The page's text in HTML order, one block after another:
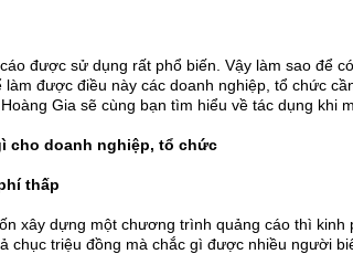
được sử dụng rất phổ biến. Vậy làm sao để
được điều này các doanh nghiệp, tổ chức
Gia sẽ cùng bạn tìm hiểu về tác dụng khi
cho doanh nghiệp, tổ chức
thấp
xây dựng một chương trình quảng cáo thì
chục triệu đồng mà chắc gì được nhiều người